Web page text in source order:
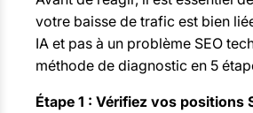
votre baisse de trafic est bien
IA et pas à un problème SEO
méthode de diagnostic en 5
Étape 1 : Vérifiez vos positions